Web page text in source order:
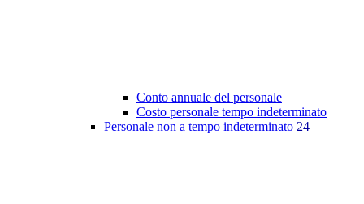
Conto annuale del personale
Costo personale tempo indeterminato
Personale non a tempo indeterminato 24